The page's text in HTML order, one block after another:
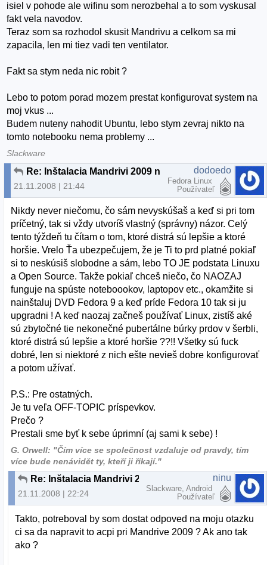
isiel v pohode ale wifinu som nerozbehal a to som vyskusal
fakt vela navodov.
Teraz som sa rozhodol skusit Mandrivu a celkom sa mi
zapacila, len mi tiez vadi ten ventilator.
Fakt sa stym neda nic robit ?
Lebo to potom porad mozem prestat konfigurovat system na
moj vkus ...
Budem nuteny nahodit Ubuntu, lebo stym zevraj nikto na
tomto notebooku nema problemy ...
Slackware
21.11.2008 | 21:44
dodoedo
Fedora Linux
Používateľ
Nikdy never niečomu, čo sám nevyskúšaš a keď si pri tom
príčetný, tak si vždy utvoríš vlastný (správny) názor. Celý
tento týždeň tu čítam o tom, ktoré distrá sú lepšie a ktoré
horšie. Vrelo Ťa ubezpečujem, že je Ti to prd platné pokiaľ
si to neskúsiš slobodne a sám, lebo TO JE podstata Linuxu
a Open Source. Takže pokiaľ chceš niečo, čo NAOZAJ
funguje na spúste noteboookov, laptopov etc., okamžite si
nainštaluj DVD Fedora 9 a keď príde Fedora 10 tak si ju
upgradni ! A keď naozaj začneš používať Linux, zistíš aké
sú zbytočné tie nekonečné pubertálne búrky prdov v šerbli,
ktoré distrá sú lepšie a ktoré horšie ??!! Všetky sú fuck
dobré, len si niektoré z nich ešte nevieš dobre konfigurovať
a potom užívať.
P.S.: Pre ostatných.
Je tu veľa OFF-TOPIC príspevkov.
Prečo ?
Prestali sme byť k sebe úprimní (aj sami k sebe) !
G. Orwell: "Čím více se společnost vzdaluje od pravdy, tím
více bude nenávidět ty, kteří ji říkají."
21.11.2008 | 22:24
ninu
Slackware, Android
Používateľ
Takto, potreboval by som dostat odpoved na moju otazku
ci sa da napravit to acpi pri Mandrive 2009 ? Ak ano tak
ako ?